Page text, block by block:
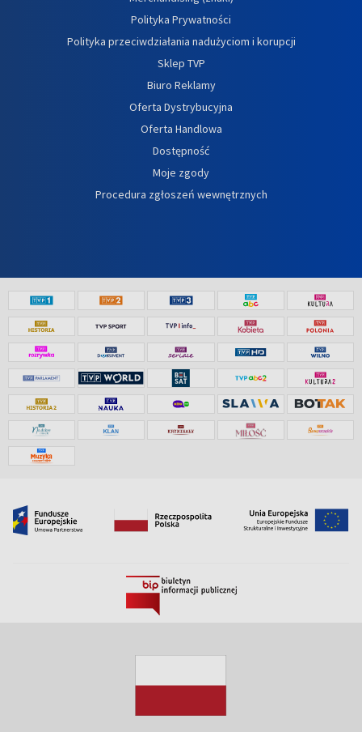
Polityka Prywatności
Polityka przeciwdziałania nadużyciom i korupcji
Sklep TVP
Biuro Reklamy
Oferta Dystrybucyjna
Oferta Handlowa
Dostępność
Moje zgody
Procedura zgłoszeń wewnętrznych